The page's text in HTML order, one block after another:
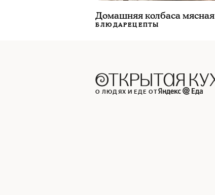
Домашняя колбаса мясная
БЛЮДАРЕЦЕПТЫ
О ЛЮДЯХ И ЕДЕ ОТ